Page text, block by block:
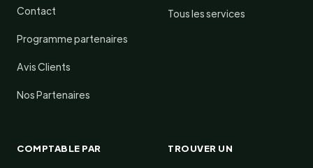
Contact
Programme partenaires
Avis Clients
Nos Partenaires
Tous les services
COMPTABLE PAR TROUVER UN